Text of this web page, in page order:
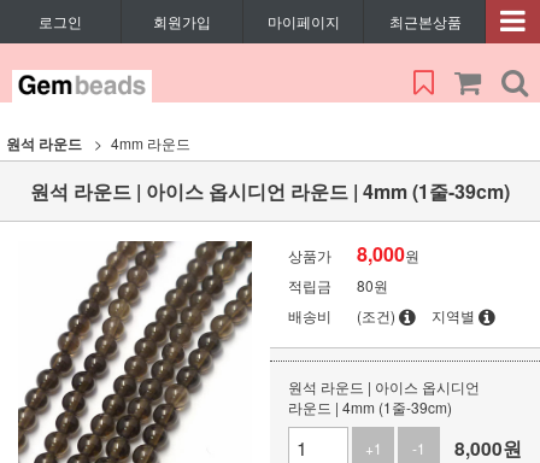
로그인 회원가입 마이페이지 최근본상품
원석 라운드 4mm 라운드
원석 라운드 | 아이스 옵시디언 라운드 | 4mm (1줄-39cm)
상품가 8,000원
적립금
80원
배송비
(조건) 지역별
원석 라운드 | 아이스 옵시디언
라운드 | 4mm (1줄-39cm)
+1
-1 8,000원